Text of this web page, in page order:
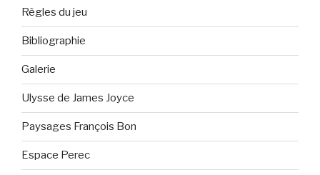
Règles du jeu
Bibliographie
Galerie
Ulysse de James Joyce
Paysages François Bon
Espace Perec